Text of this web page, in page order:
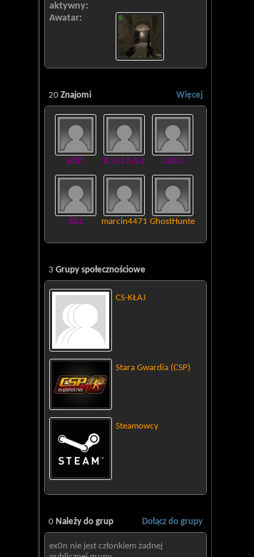
aktywny
Awatar
Więcej
20 Znajomi
add!. K.a.r.i.n.k.a LazLo
diLL marcin4471 GhostHunter
3 Grupy społecznościowe
CS-KŁAJ
Stara Gwardia (CSP)
Steamowcy
Dołącz do grupy
0 Należy do grup
ex0n nie jest członkiem żadnej